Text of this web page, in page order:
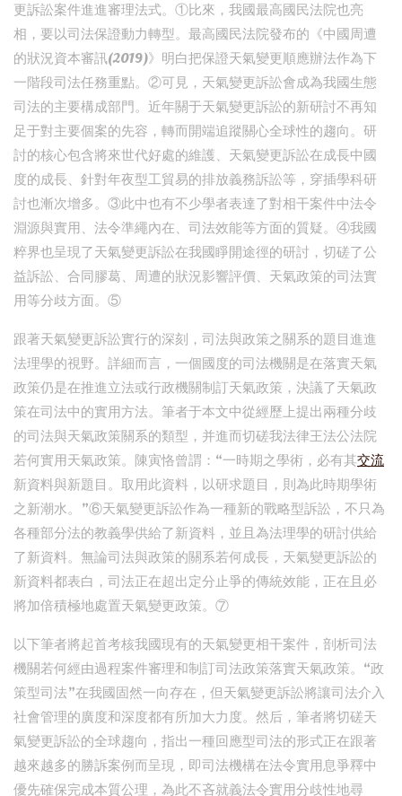
更訴訟案件進進審理法式。①比來，我國最高國民法院也亮
相，要以司法保證動力轉型。最高國民法院發布的《中國周遭
的狀況資本審訊(2019)》明白把保證天氣變更順應辦法作為下
一階段司法任務重點。②可見，天氣變更訴訟會成為我國生態
司法的主要構成部門。近年關于天氣變更訴訟的新研討不再知
足于對主要個案的先容，轉而開端追蹤關心全球性的趨向。研
討的核心包含將來世代好處的維護、天氣變更訴訟在成長中國
度的成長、針對年夜型工貿易的排放義務訴訟等，穿插學科研
討也漸次增多。③此中也有不少學者表達了對相干案件中法令
淵源與實用、法令準繩內在、司法效能等方面的質疑。④我國
粹界也呈現了天氣變更訴訟在我國睜開途徑的研討，切磋了公
益訴訟、合同膠葛、周遭的狀況影響評價、天氣政策的司法實
用等分歧方面。⑤
跟著天氣變更訴訟實行的深刻，司法與政策之關系的題目進進
法理學的視野。詳細而言，一個國度的司法機關是在落實天氣
政策仍是在推進立法或行政機關制訂天氣政策，決議了天氣政
策在司法中的實用方法。筆者于本文中從經歷上提出兩種分歧
的司法與天氣政策關系的類型，并進而切磋我法律王法公法院
若何實用天氣政策。陳寅恪曾謂：“一時期之學術，必有其交流
新資料與新題目。取用此資料，以研求題目，則為此時期學術
之新潮水。”⑥天氣變更訴訟作為一種新的戰略型訴訟，不只為
各種部分法的教義學供給了新資料，並且為法理學的研討供給
了新資料。無論司法與政策的關系若何成長，天氣變更訴訟的
新資料都表白，司法正在超出定分止爭的傳統效能，正在且必
將加倍積極地處置天氣變更政策。⑦
以下筆者將起首考核我國現有的天氣變更相干案件，剖析司法
機關若何經由過程案件審理和制訂司法政策落實天氣政策。“政
策型司法”在我國固然一向存在，但天氣變更訴訟將讓司法介入
社會管理的廣度和深度都有所加大力度。然后，筆者將切磋天
氣變更訴訟的全球趨向，指出一種回應型司法的形式正在跟著
越來越多的勝訴案例而呈現，即司法機構在法令實用息爭釋中
優先確保完成本質公理，為此不吝就義法令實用分歧性地尋